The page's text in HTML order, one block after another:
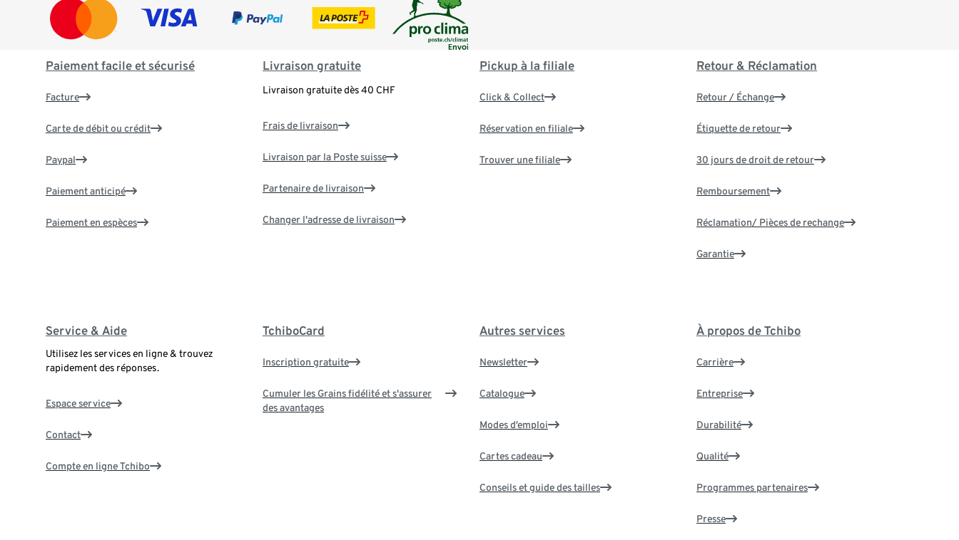
Paiement facile et sécurisé
Facture
Carte de débit ou crédit
Paypal
Paiement anticipé
Paiement en espèces
Livraison gratuite
Livraison gratuite dès 40 CHF
Frais de livraison
Livraison par la Poste suisse
Partenaire de livraison
Changer l'adresse de livraison
Pickup à la filiale
Click & Collect
Réservation en filiale
Trouver une filiale
Retour & Réclamation
Retour / Échange
Étiquette de retour
30 jours de droit de retour
Remboursement
Réclamation/ Pièces de rechange
Garantie
Service & Aide
Utilisez les services en ligne & trouvez
rapidement des réponses.
Espace service
Contact
Compte en ligne Tchibo
TchiboCard
Inscription gratuite
Cumuler les Grains fidélité et s'assurer
des avantages
Autres services
Newsletter
Catalogue
Modes d’emploi
Cartes cadeau
Conseils et guide des tailles
À propos de Tchibo
Carrière
Entreprise
Durabilité
Qualité
Programmes partenaires
Presse